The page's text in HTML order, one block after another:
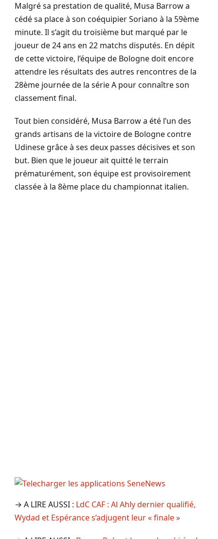
Malgré sa prestation de qualité, Musa Barrow a
cédé sa place à son coéquipier Soriano à la 59ème
minute. Il s’agit du troisième but marqué par le
joueur de 24 ans en 22 matchs disputés. En dépit
de cette victoire, l’équipe de Bologne doit encore
attendre les résultats des autres rencontres de la
28ème journée de la série A pour connaître son
classement final.
Tout bien considéré, Musa Barrow a été l’un des
grands artisans de la victoire de Bologne contre
Udinese grâce à ses deux passes décisives et son
but. Bien que le joueur ait quitté le terrain
prématurément, son équipe est provisoirement
classée à la 8ème place du championnat italien.
→ A LIRE AUSSI : LdC CAF : Al Ahly dernier qualifié,
Wydad et Espérance s’adjugent leur « finale »